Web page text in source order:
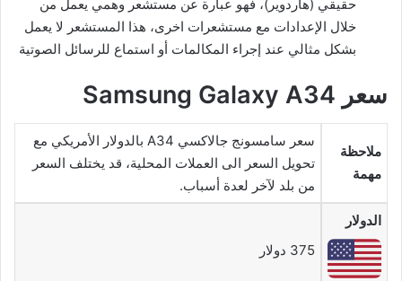
حقيقي (هاردوير)، فهو عبارة عن مستشعر وهمي يعمل من
خلال الإعدادات مع مستشعرات اخرى، هذا المستشعر لا يعمل
بشكل مثالي عند إجراء المكالمات أو استماع للرسائل الصوتية
سعر Samsung Galaxy A34
ملاحظة
مهمة
سعر سامسونج جالاكسي A34 بالدولار الأمريكي مع
تحويل السعر الى العملات المحلية، قد يختلف السعر
من بلد لآخر لعدة أسباب.
الدولار
375 دولار